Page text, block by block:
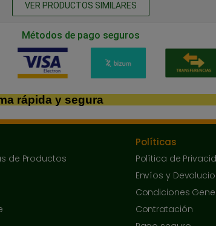
VER PRODUCTOS SIMILARES
Métodos de pago seguros
rápida y segura
de Productos
Políticas
Política de
Envíos y
Condiciones
Contratación